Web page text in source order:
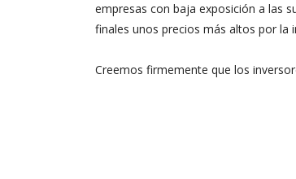
empresas con baja exposición a las
finales unos precios más altos por la
Creemos firmemente que los